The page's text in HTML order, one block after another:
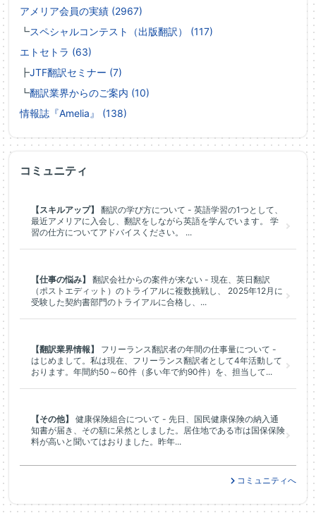
アメリア会員の実績 (2967)
┗スペシャルコンテスト（出版翻訳） (117)
エトセトラ (63)
┣JTF翻訳セミナー (7)
┗翻訳業界からのご案内 (10)
情報誌『Amelia』 (138)
コミュニティ
【スキルアップ】
翻訳の学び方について - 英語学習の1つとして、
最近アメリアに入会し、翻訳をしながら英語を学んでいます。 学
習の仕方についてアドバイスください。 ...
【仕事の悩み】
翻訳会社からの案件が来ない - 現在、英日翻訳
（ポストエディット）のトライアルに複数挑戦し、 2025年12月に
受験した契約書部門のトライアルに合格し、...
【翻訳業界情報】
フリーランス翻訳者の年間の仕事量について -
はじめまして。私は現在、フリーランス翻訳者として4年活動して
おります。年間約50～60件（多い年で約90件）を、担当して...
【その他】
健康保険組合について - 先日、国民健康保険の納入通
知書が届き、その額に呆然としました。居住地である市は国保保険
料が高いと聞いてはおりました。昨年...
コミュニティへ